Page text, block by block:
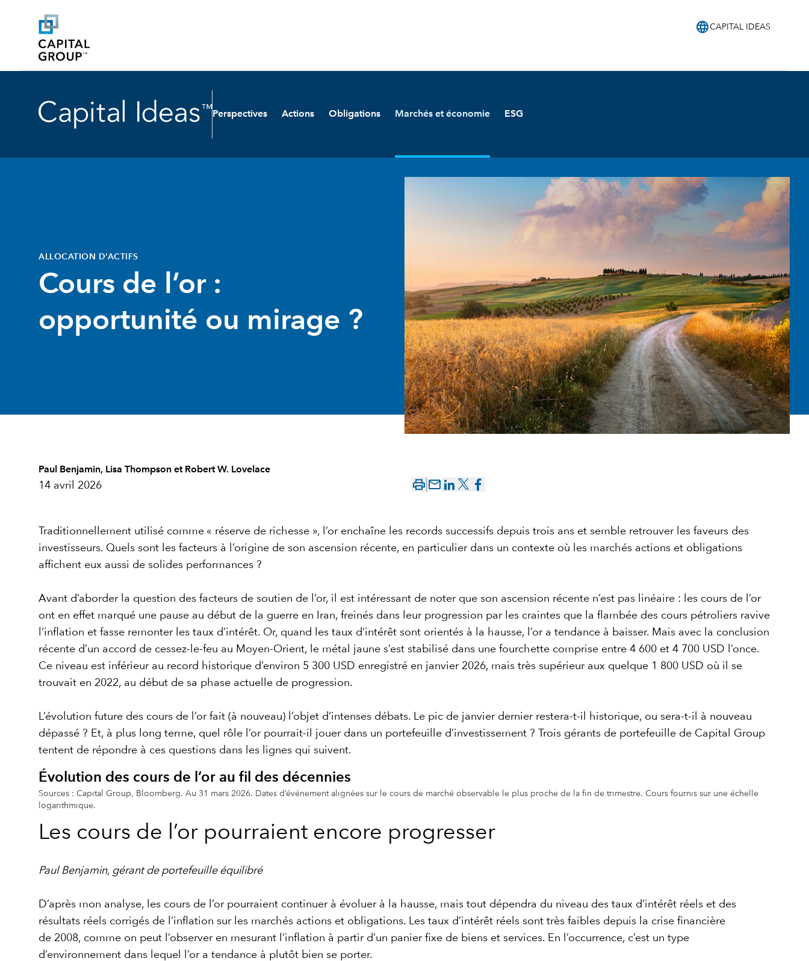
languageCAPITAL IDEAS
Perspectives Actions Obligations Marchés et économie ESG
ALLOCATION D’ACTIFS
Cours de l’or :
opportunité ou mirage ?
Paul Benjamin, Lisa Thompson et Robert W. Lovelace
14 avril 2026 mail_outline
Traditionnellement utilisé comme « réserve de richesse », l’or enchaîne les records successifs depuis trois ans et semble retrouver les faveurs des
investisseurs. Quels sont les facteurs à l’origine de son ascension récente, en particulier dans un contexte où les marchés actions et obligations
affichent eux aussi de solides performances ?
Avant d’aborder la question des facteurs de soutien de l’or, il est intéressant de noter que son ascension récente n’est pas linéaire : les cours de l’or
ont en effet marqué une pause au début de la guerre en Iran, freinés dans leur progression par les craintes que la flambée des cours pétroliers ravive
l’inflation et fasse remonter les taux d’intérêt. Or, quand les taux d’intérêt sont orientés à la hausse, l’or a tendance à baisser. Mais avec la conclusion
récente d’un accord de cessez-le-feu au Moyen-Orient, le métal jaune s’est stabilisé dans une fourchette comprise entre 4 600 et 4 700 USD l’once.
Ce niveau est inférieur au record historique d’environ 5 300 USD enregistré en janvier 2026, mais très supérieur aux quelque 1 800 USD où il se
trouvait en 2022, au début de sa phase actuelle de progression.
L’évolution future des cours de l’or fait (à nouveau) l’objet d’intenses débats. Le pic de janvier dernier restera-t-il historique, ou sera-t-il à nouveau
dépassé ? Et, à plus long terme, quel rôle l’or pourrait-il jouer dans un portefeuille d’investissement ? Trois gérants de portefeuille de Capital Group
tentent de répondre à ces questions dans les lignes qui suivent.
Évolution des cours de l’or au fil des décennies
Sources : Capital Group, Bloomberg. Au 31 mars 2026. Dates d’événement alignées sur le cours de marché observable le plus proche de la fin de trimestre. Cours fournis sur une échelle
logarithmique.
Les cours de l’or pourraient encore progresser
Paul Benjamin, gérant de portefeuille équilibré
D’après mon analyse, les cours de l’or pourraient continuer à évoluer à la hausse, mais tout dépendra du niveau des taux d’intérêt réels et des
résultats réels corrigés de l’inflation sur les marchés actions et obligations. Les taux d’intérêt réels sont très faibles depuis la crise financière
de 2008, comme on peut l’observer en mesurant l’inflation à partir d’un panier fixe de biens et services. En l’occurrence, c’est un type
d’environnement dans lequel l’or a tendance à plutôt bien se porter.